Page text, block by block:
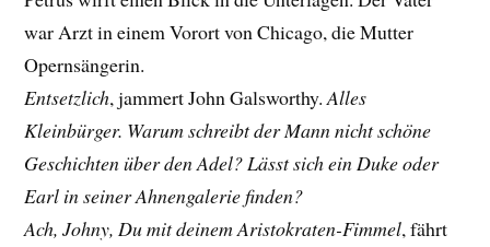
war Arzt in einem Vorort von Chicago, die Mutter
Opernsängerin.
Entsetzlich, jammert John Galsworthy.Alles
Kleinbürger. Warum schreibt der Mann nicht schöne
Geschichten über den Adel? Lässt sich ein Duke oder
Earl in seiner Ahnengalerie finden?
Ach, Johny, Du mit deinem Aristokraten-Fimmel, fährt